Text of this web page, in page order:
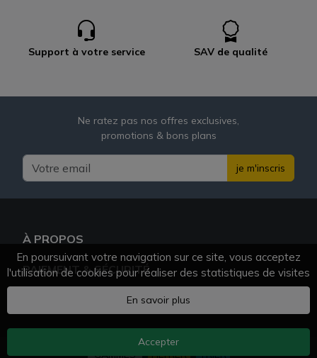
GAMMES FILTRER TRIER
Support à votre service SAV de qualité
Ne ratez pas nos offres exclusives,
promotions & bons plans
je m'inscris
À PROPOS
PAIEMENT & SÉCURITÉ
© 2025 - 2026 Tous droits réservés
En poursuivant votre navigation sur ce site, vous acceptez
l'utilisation de cookies pour réaliser des statistiques de visites
En savoir plus
Accepter